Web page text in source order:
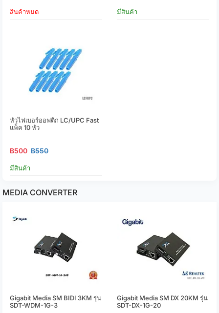
สินค้าหมด มีสินค้า
หัวไฟเบอร์ออฟติก LC/UPC Fast
แพ็ค 10 หัว
฿500 ฿550
มีสินค้า
MEDIA CONVERTER
Gigabit Media SM BIDI 3KM รุ่น
SDT-WDM-1G-3
Gigabit Media SM DX 20KM รุ่น
SDT-DX-1G-20